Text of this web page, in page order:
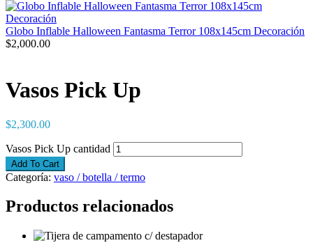
Globo Inflable Halloween Fantasma Terror 108x145cm Decoración
$2,000.00
Vasos Pick Up
$2,300.00
Vasos Pick Up cantidad
Add To Cart
Categoría: vaso / botella / termo
Productos relacionados